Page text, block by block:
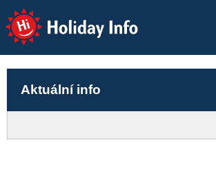
Holiday Info
Aktuální info